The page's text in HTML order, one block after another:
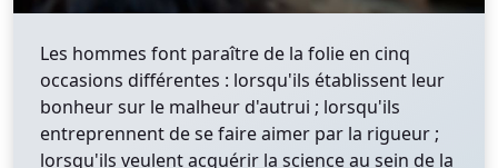
Les hommes font paraître de la folie en cinq
occasions différentes : lorsqu'ils établissent leur
bonheur sur le malheur d'autrui ; lorsqu'ils
entreprennent de se faire aimer par la rigueur ;
lorsqu'ils veulent acquérir la science au sein de la